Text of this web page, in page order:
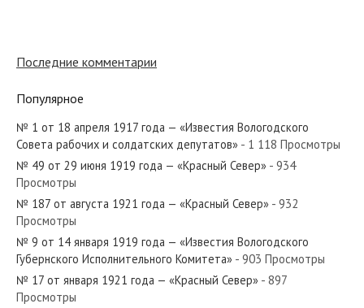
«Красный Север»
№ 53 от 4 июля 1919 года —
№ 153 от августа 1958 года —
«Красный Север»
Последние комментарии
Популярное
№ 1 от 18 апреля 1917 года — «Известия Вологодского
Совета рабочих и солдатских депутатов» - 1 118 Просмотры
№ 49 от 29 июня 1919 года — «Красный Север» - 934
Просмотры
№ 187 от августа 1921 года — «Красный Север» - 932
Просмотры
№ 9 от 14 января 1919 года — «Известия Вологодского
Губернского Исполнительного Комитета» - 903 Просмотры
№ 17 от января 1921 года — «Красный Север» - 897
Просмотры